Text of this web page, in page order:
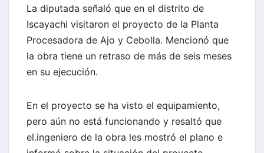
La diputada señaló que en el distrito de
Iscayachi visitaron el proyecto de la Planta
Procesadora de Ajo y Cebolla. Mencionó que
la obra tiene un retraso de más de seis meses
en su ejecución.
En el proyecto se ha visto el equipamiento,
pero aún no está funcionando y resaltó que
el.ingeniero de la obra les mostró el plano e